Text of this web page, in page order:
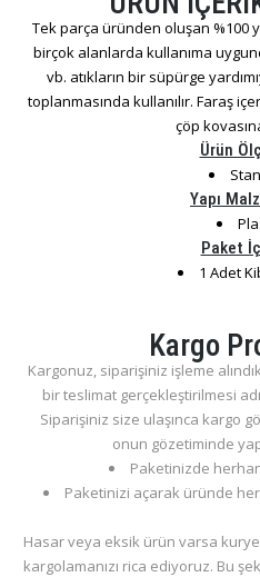
Tek parça üründen oluşan %100
birçok alanlarda kullanıma
vb. atıkların bir süpürge
toplanmasında kullanılır. Faraş
çöp
Ürün
Yapı
Paket
1 Adet
Kargo
Kargonuz, siparişiniz işleme
bir teslimat gerçekleştirilmesi
Siparişiniz size ulaşınca kargo
onun gözetiminde
Paketinizde
Paketinizi açarak üründe
Hasar veya eksik ürün varsa
kargolamanızı rica ediyoruz. Bu